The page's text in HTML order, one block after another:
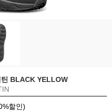
BLACK YELLOW
%할인)